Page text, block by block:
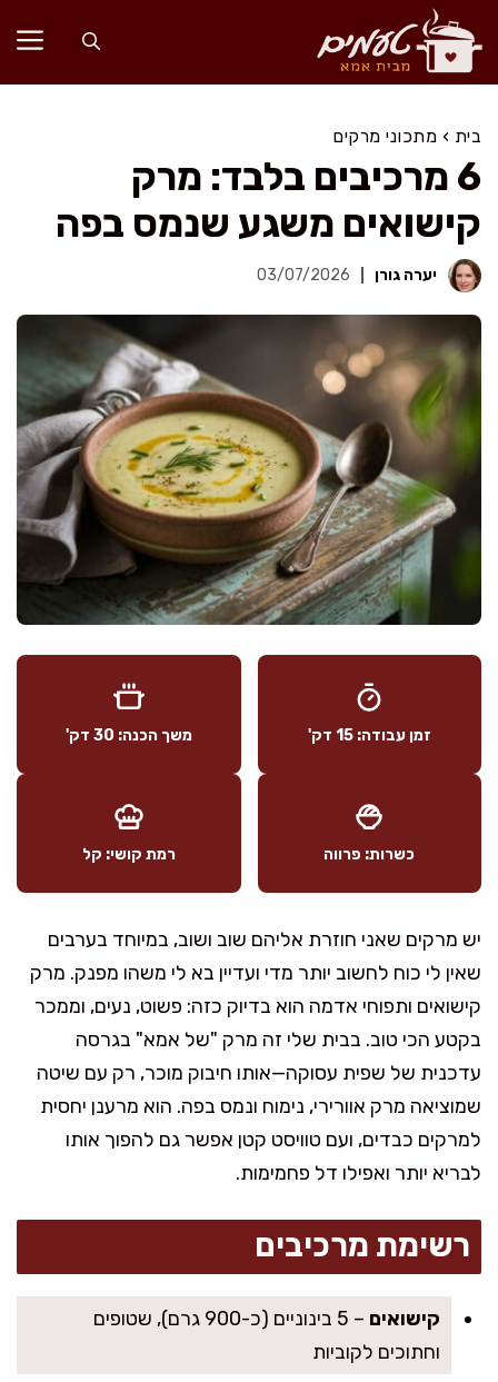
לדלג
לתוכן
בית › מתכוני מרקים
6 מרכיבים בלבד: מרק
קישואים משגע שנמס בפה
יערה גורן 03/07/2026
זמן עבודה: 15 דק' משך הכנה: 30 דק'
כשרות: פרווה רמת קושי: קל
יש מרקים שאני חוזרת אליהם שוב ושוב, במיוחד בערבים
שאין לי כוח לחשוב יותר מדי ועדיין בא לי משהו מפנק. מרק
קישואים ותפוחי אדמה הוא בדיוק כזה: פשוט, נעים, וממכר
בקטע הכי טוב. בבית שלי זה מרק "של אמא" בגרסה
עדכנית של שפית עסוקה—אותו חיבוק מוכר, רק עם שיטה
שמוציאה מרק אוורירי, נימוח ונמס בפה. הוא מרענן יחסית
למרקים כבדים, ועם טוויסט קטן אפשר גם להפוך אותו
לבריא יותר ואפילו דל פחמימות.
רשימת מרכיבים
קישואים
– 5 בינוניים (כ-900 גרם), שטופים
וחתוכים לקוביות